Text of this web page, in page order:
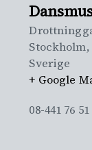
Stockholm,
Sverige
+ Google
08-441 76 51